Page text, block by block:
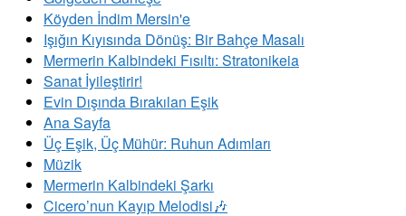
Köyden İndim Mersin'e
Işığın Kıyısında Dönüş: Bir Bahçe Masalı
Mermerin Kalbindeki Fısıltı: Stratonikeia
Sanat İyileştirir!
Evin Dışında Bırakılan Eşik
Ana Sayfa
Üç Eşik, Üç Mühür: Ruhun Adımları
Müzik
Mermerin Kalbindeki Şarkı
Cicero’nun Kayıp Melodisi🎶